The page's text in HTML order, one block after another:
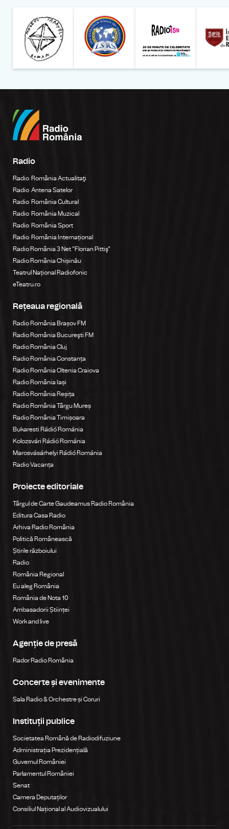
Radio
Radio România Actualitaţi
Radio Antena Satelor
Radio România Cultural
Radio România Muzical
Radio România Sport
Radio România Internațional
Radio România 3 Net "Florian Pittiş"
Radio România Chișinău
Teatrul Național Radiofonic
eTeatru.ro
Rețeaua regională
Radio România Brașov FM
Radio România Bucureşti FM
Radio România Cluj
Radio România Constanța
Radio România Oltenia Craiova
Radio România Iași
Radio România Reșița
Radio România Târgu Mureș
Radio România Timișoara
Bukaresti Rádió Románia
Kolozsvári Rádió Románia
Marosvásárhelyi Rádió Románia
Radio Vacanța
Proiecte editoriale
Târgul de Carte Gaudeamus Radio România
Editura Casa Radio
Arhiva Radio România
Politică Românească
Știrile războiului
Radio
România Regional
Eu aleg România
România de Nota 10
Ambasadorii Științei
Work and live
Agenție de presă
Rador Radio România
Concerte și evenimente
Sala Radio & Orchestre și Coruri
Instituții publice
Societatea Română de Radiodifuziune
Administrația Prezidențială
Guvernul României
Parlamentul României
Senat
Camera Deputaților
Consiliul Național al Audiovizualului